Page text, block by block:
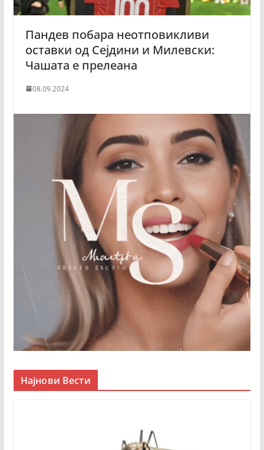
Пандев побара неотповикливи
оставки од Сејдини и Милевски:
Чашата е прелеана
08.09.2024
Најнови Вести